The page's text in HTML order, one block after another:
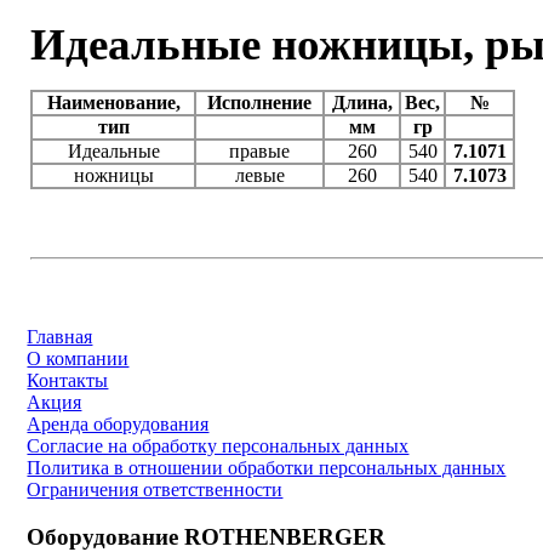
Идеальные ножницы,
Наименование, Исполнение Длина, Вес,
№
тип
мм
гр
Идеальные
правые 260 540
7.1071
ножницы
левые 260 540 7.1073
Главная
О компании
Контакты
Акция
Аренда оборудования
Согласие на обработку персональных данных
Политика в отношении обработки персональных данных
Ограничения ответственности
Оборудование ROTHENBERGER